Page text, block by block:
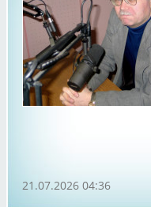
21.07.2026 04:36